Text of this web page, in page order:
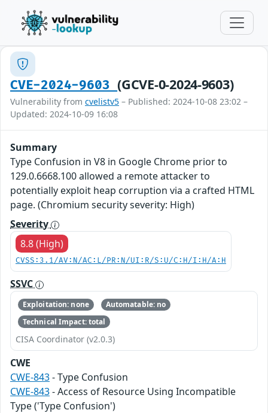
CVE-2024-9603(GCVE-0-2024-9603)
Vulnerability from cvelistv5 – Published: 2024-10-08 23:02 –
Updated: 2024-10-09 16:08
Summary
Type Confusion in V8 in Google Chrome prior to
129.0.6668.100 allowed a remote attacker to
potentially exploit heap corruption via a crafted HTML
page. (Chromium security severity: High)
Severity
8.8 (High)
CVSS:3.1/AV:N/AC:L/PR:N/UI:R/S:U/C:H/I:H/A:H
SSVC
Exploitation: none
Automatable: no
Technical Impact: total
CISA Coordinator (v2.0.3)
CWE
CWE-843- Type Confusion
CWE-843- Access of Resource Using Incompatible
Type ('Type Confusion')